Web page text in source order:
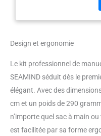
Design et ergonomie
Le kit professionnel de
SEAMIND séduit dès le
élégant. Avec des
cm et un poids de 290
n’importe quel sac à main
est facilitée par sa forme